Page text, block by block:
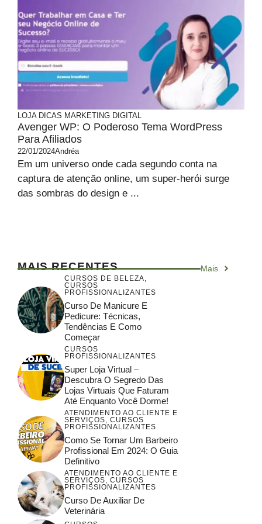
LOJA DICAS MARKETING DIGITAL
Avenger WP: O Poderoso Tema WordPress
Para Afiliados
22/01/2024Andréa
Em um universo onde cada segundo conta na
captura de atenção online, um super-herói surge
das sombras do design e ...
MAIS RECENTES Mais
CURSOS DE BELEZA
CURSOS
PROFISSIONALIZANTES
Curso De Manicure E
Pedicure: Técnicas,
Tendências E Como
Começar
CURSOS
PROFISSIONALIZANTES
Super Loja Virtual –
Descubra O Segredo Das
Lojas Virtuais Que Faturam
Até Enquanto Você Dorme!
ATENDIMENTO AO CLIENTE E
SERVIÇOS
CURSOS
PROFISSIONALIZANTES
Como Se Tornar Um Barbeiro
Profissional Em 2024: O Guia
Definitivo
ATENDIMENTO AO CLIENTE E
SERVIÇOS
CURSOS
PROFISSIONALIZANTES
Curso De Auxiliar De
Veterinária